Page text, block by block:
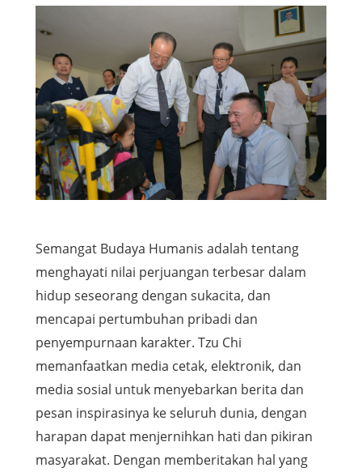
Semangat Budaya Humanis adalah tentang
menghayati nilai perjuangan terbesar dalam
hidup seseorang dengan sukacita, dan
mencapai pertumbuhan pribadi dan
penyempurnaan karakter. Tzu Chi
memanfaatkan media cetak, elektronik, dan
media sosial untuk menyebarkan berita dan
pesan inspirasinya ke seluruh dunia, dengan
harapan dapat menjernihkan hati dan pikiran
masyarakat. Dengan memberitakan hal yang